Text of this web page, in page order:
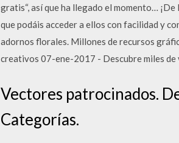
gratis“, así que ha llegado el momento…
que podáis acceder a ellos con facilidad y
adornos florales. Millones de recursos
creativos 07-ene-2017 - Descubre miles
Vectores patrocinados.
Categorías.